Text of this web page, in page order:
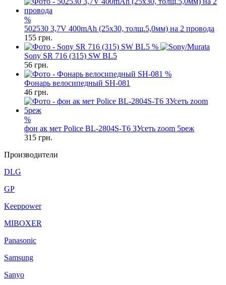
%
502530 3,7V 400mAh (25x30, толщ.5,0мм) на 2 провода
155 грн.
%
Sony SR 716 (315) SW BL5
56 грн.
%
Фонарь велосипедный SH-081
46 грн.
%
фон ак мет Police BL-2804S-T6 ЗУсеть zoom 5реж
315 грн.
Производители
DLG
GP
Keeppower
MIBOXER
Panasonic
Samsung
Sanyo